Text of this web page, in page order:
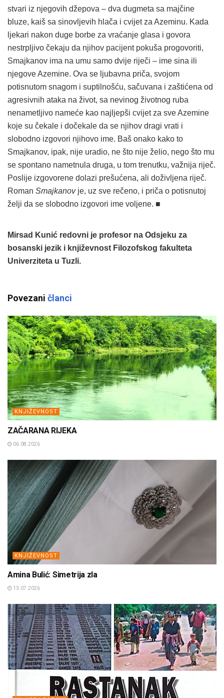
stvari iz njegovih džepova – dva dugmeta sa majčine
bluze, kaiš sa sinovljevih hlača i cvijet za Azeminu. Kada
ljekari nakon duge borbe za vraćanje glasa i govora
nestrpljivo čekaju da njihov pacijent pokuša progovoriti,
Smajkanov ima na umu samo dvije riječi – ime sina ili
njegove Azemine. Ova se ljubavna priča, svojom
potisnutom snagom i suptilnošću, sačuvana i zaštićena od
agresivnih ataka na život, sa nevinog životnog ruba
nenametljivo nameće kao najljepši cvijet za sve Azemine
koje su čekale i dočekale da se njihov dragi vrati i
slobodno izgovori njihovo ime. Baš onako kako to
Smajkanov, ipak, nije uradio, ne što nije želio, nego što mu
se spontano nametnula druga, u tom trenutku, važnija riječ.
Poslije izgovorene dolazi prešućena, ali doživljena riječ.
Roman Smajkanovje, uz sve rečeno, i priča o potisnutoj
želji da se slobodno izgovori ime voljene. ■
Mirsad Kunić redovni je profesor na Odsjeku za
bosanski jezik i književnost Filozofskog fakulteta
Univerziteta u Tuzli.
Povezani članci
KNJIŽEVNOST
ZAČARANA RIJEKA
06.08.2026
KNJIŽEVNOST
Amina Bulić: Simetrija zla
13.07.2026